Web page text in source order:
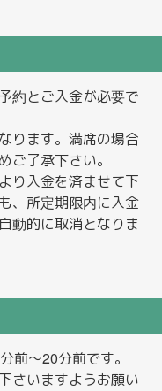
約とご入金が必要で
ります。満席の場合
ご了承下さい。
り入金を済ませて下
、所定期限内に入金
動的に取消となりま
前～20分前です。
さいますようお願い